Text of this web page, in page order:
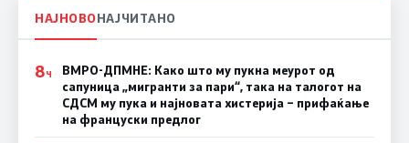
НАЈНОВОНАЈЧИТАНО
8Ч
ВМРО-ДПМНЕ: Како што му пукна меурот од
сапуница „мигранти за пари“, така на талогот на
СДСМ му пука и најновата хистерија – прифаќање
на француски предлог